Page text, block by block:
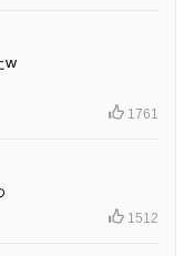
w
1761
1512